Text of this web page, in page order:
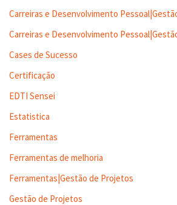
Carreiras e Desenvolvimento
Carreiras e Desenvolvimento
Cases de Sucesso
Certificação
EDTI Sensei
Estatistica
Ferramentas
Ferramentas de melhoria
Ferramentas|Gestão de Projetos
Gestão de Projetos